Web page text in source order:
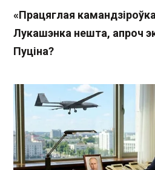
«Працяглая
Лукашэнка нешта, апроч
Пуціна?